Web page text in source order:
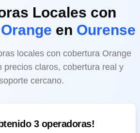
Locales con
Orange en Ourense
locales con cobertura Orange
precios claros, cobertura real y
cercano.
3operadoras!